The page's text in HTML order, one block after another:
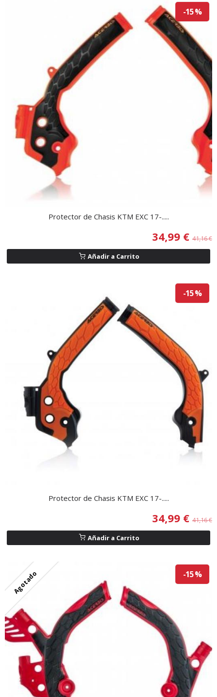
-15 %
Protector de Chasis KTM EXC 17-.....
34,99 € 41,16 €
Añadir a Carrito
-15 %
Protector de Chasis KTM EXC 17-.....
34,99 € 41,16 €
Añadir a Carrito
Agotado -15 %